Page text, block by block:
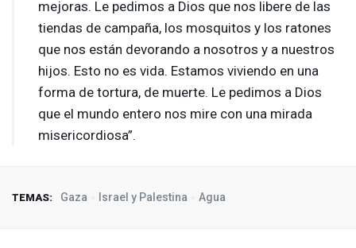
mejoras. Le pedimos a Dios que nos libere de las
tiendas de campaña, los mosquitos y los ratones
que nos están devorando a nosotros y a nuestros
hijos. Esto no es vida. Estamos viviendo en una
forma de tortura, de muerte. Le pedimos a Dios
que el mundo entero nos mire con una mirada
misericordiosa”.
TEMAS: Gaza Israel y Palestina Agua